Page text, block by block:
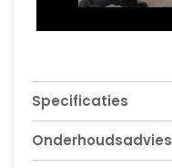
Specificaties
Onderhoudsadvies